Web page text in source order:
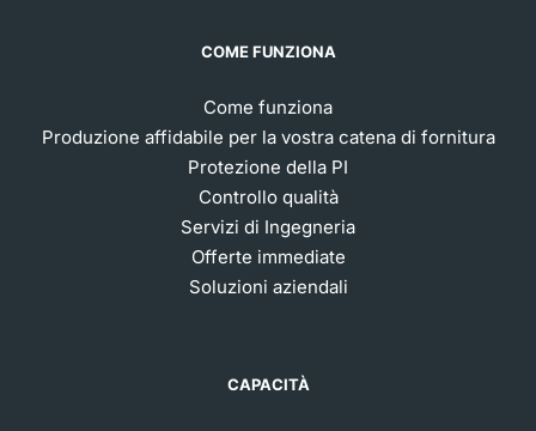
COME FUNZIONA
Come funziona
Produzione affidabile per la vostra catena di fornitura
Protezione della PI
Controllo qualità
Servizi di Ingegneria
Offerte immediate
Soluzioni aziendali
CAPACITÀ